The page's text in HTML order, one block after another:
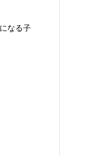
なる子